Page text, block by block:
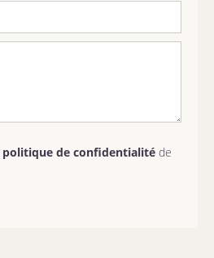
politique de confidentialité de